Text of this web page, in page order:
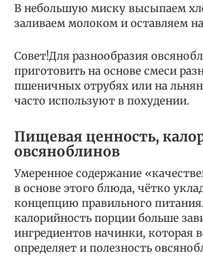
В небольшую миску высыпаем
заливаем молоком и оставляем
Совет!Для разнообразия
приготовить на основе смеси
пшеничных отрубях или на
часто используют в похудении.
Пищевая ценность,
овсяноблинов
Умеренное содержание
в основе этого блюда, чётко
концепцию правильного
калорийность порции больше
ингредиентов начинки, которая
определяет и полезность